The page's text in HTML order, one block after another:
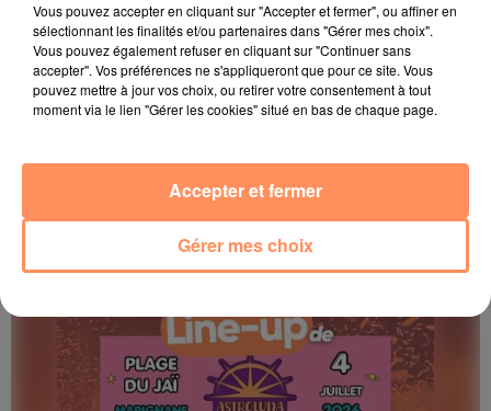
Les Sunset Live des Terrasses 2026
La programmation des Sunset Live des Terrasses est là
Vous pouvez accepter en cliquant sur "Accepter et fermer", ou affiner en
sélectionnant les finalités et/ou partenaires dans "Gérer mes choix".
Vous pouvez également refuser en cliquant sur "Continuer sans
accepter". Vos préférences ne s'appliqueront que pour ce site. Vous
pouvez mettre à jour vos choix, ou retirer votre consentement à tout
moment via le lien "Gérer les cookies" situé en bas de chaque page.
Gérer mes choix
Accepter et fermer